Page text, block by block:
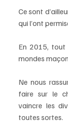
Ce sont
qui l’ont
En 2015, tout
mondes
Ne nous
faire sur le
vaincre les
toutes sortes.